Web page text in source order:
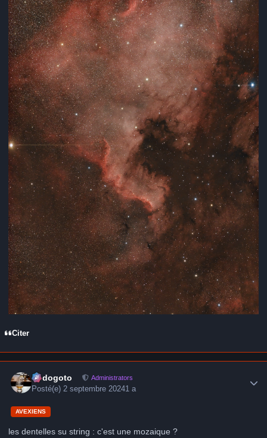
Citer
frédogoto Administrators
Posté(e) 2 septembre 20241 a
AVEXIENS
les dentelles su string : c'est une mozaique ?